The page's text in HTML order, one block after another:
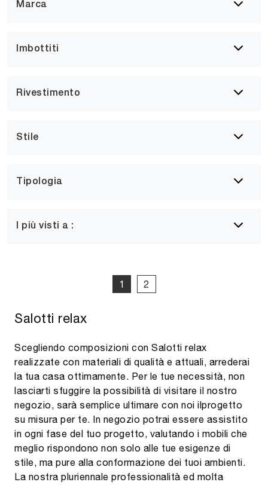
Marca
Imbottiti
Rivestimento
Stile
Tipologia
I più visti a :
1 2
Salotti relax
Scegliendo composizioni con Salotti relax
realizzate con materiali di qualità e attuali, arrederai
la tua casa ottimamente. Per le tue necessità, non
lasciarti sfuggire la possibilità di visitare il nostro
negozio, sarà semplice ultimare con noi ilprogetto
su misura per te. In negozio potrai essere assistito
in ogni fase del tuo progetto, valutando i mobili che
meglio rispondono non solo alle tue esigenze di
stile, ma pure alla conformazione dei tuoi ambienti.
La nostra pluriennale professionalità ed molta